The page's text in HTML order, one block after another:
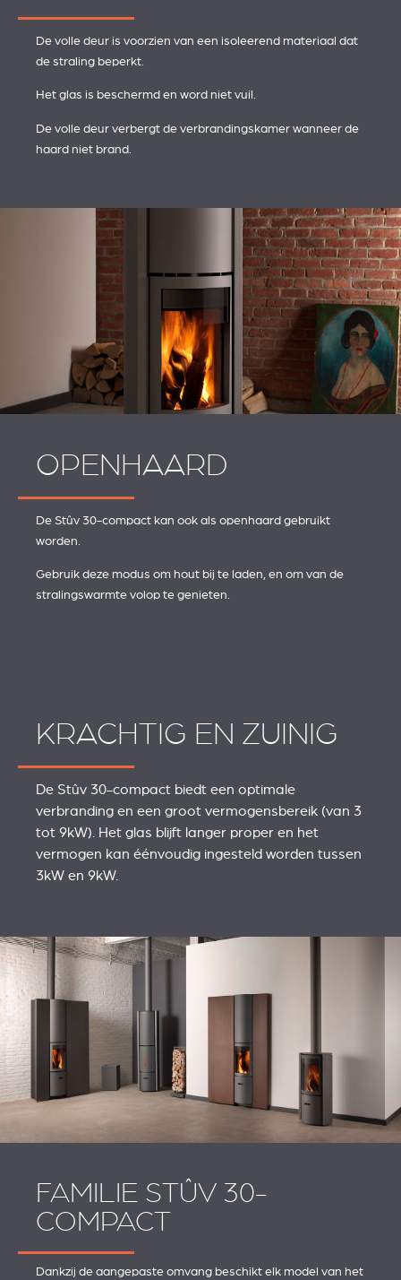
De volle deur is voorzien van een isoleerend materiaal dat
de straling beperkt.
Het glas is beschermd en word niet vuil.
De volle deur verbergt de verbrandingskamer wanneer de
haard niet brand.
OPENHAARD
De Stûv 30-compact kan ook als openhaard gebruikt
worden.
Gebruik deze modus om hout bij te laden, en om van de
stralingswarmte volop te genieten.
KRACHTIG EN ZUINIG
De Stûv 30-compact biedt een optimale
verbranding en een groot vermogensbereik (van 3
tot 9kW). Het glas blijft langer proper en het
vermogen kan éénvoudig ingesteld worden tussen
3kW en 9kW.
FAMILIE STÛV 30-
COMPACT
Dankzij de aangepaste omvang beschikt elk model van het